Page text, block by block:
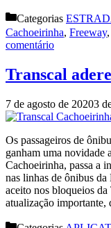
Categorias
Cachoeirinha, Freeway,
comentário
Transcal
7 de agosto de 20203
Os passageiros de
ganham uma novidade
Cachoeirinha, passa a
nas linhas de ônibus
aceito nos bloqueios
atualização